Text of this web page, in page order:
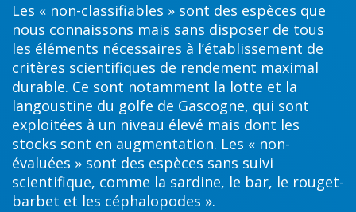
Les « non-classifiables » sont des espèces que
nous connaissons mais sans disposer de tous
les éléments nécessaires à l’établissement de
critères scientifiques de rendement maximal
durable. Ce sont notamment la lotte et la
langoustine du golfe de Gascogne, qui sont
exploitées à un niveau élevé mais dont les
stocks sont en augmentation. Les « non-
évaluées » sont des espèces sans suivi
scientifique, comme la sardine, le bar, le rouget-
barbet et les céphalopodes ».